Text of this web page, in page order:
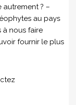
autrement ? –
au pays
à nous faire
fournir le plus